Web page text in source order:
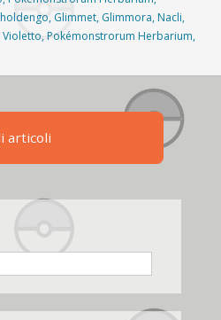
, Glimmet, Glimmora, Nacli,
Violetto,Pokémonstrorum Herbarium,
articoli